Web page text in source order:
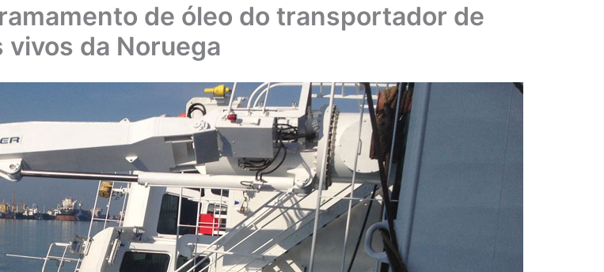
de óleo do transportador de
vivos da Noruega